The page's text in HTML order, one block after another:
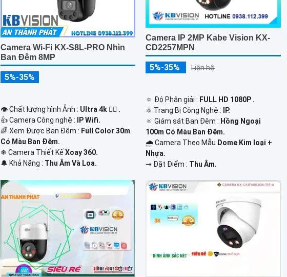
Camera Wi-Fi KX-S8L-PRO Nhìn
Ban Đêm 8MP
5%-35%
👁 Chất lượng hình Ảnh : Ultra 4k 👍🏾 .
👍 Camera Công nghệ :
IP Wifi.
🌈 Xem Được Ban Đêm : Full Color 30m
Có Màu Ban Ðêm.
❄ Camera Thiết KếXoay 360.
️🔔 Khả Năng : Thu Âm Và Loa.
Camera IP 2MP Kabe Vision KX-
CD2257MPN
5%-35% Liên hệ
🔅 Độ Phân giải : FULL HD 1080P .
⚛️ Trang Bị Công Nghệ :
IP.
🔅 Giám sát Ban Đêm : Hồng Ngoại
100m Có Màu Ban Ðêm.
🌧️ Camera Theo Mẫu Dome Kim loại +
Nhựa.
️⇝ Đặt Điểm : Thu Âm.